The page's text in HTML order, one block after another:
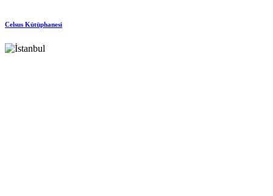
Celsus Kütüphanesi